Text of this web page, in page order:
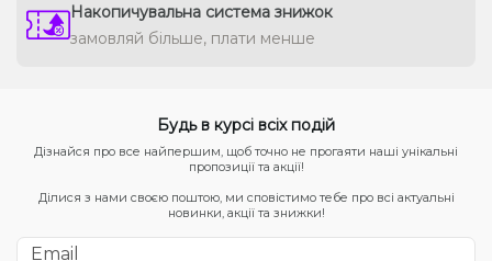
Накопичувальна система знижок
замовляй більше, плати менше
Будь в курсі всіх подій
Дізнайся про все найпершим, щоб точно не прогаяти наші унікальні
пропозиції та акції!
Ділися з нами своєю поштою, ми сповістимо тебе про всі актуальні
новинки, акції та знижки!